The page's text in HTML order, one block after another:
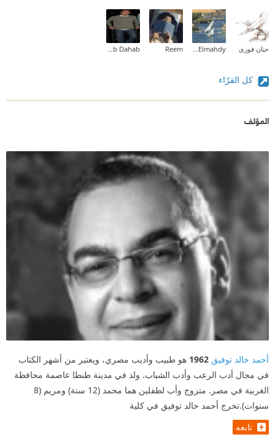
حنان فوزى Eman Elmahdy
Reem
Mohab Dahab
كل القرّاء
المؤلف
أحمد خالد توفيق 1962 هو طبيب وأديب مصري، ويعتبر من أشهر الكتاب
في مجال أدب الرعب وأدب الشباب. ولد في مدينة طنطا عاصمة محافظة
الغربية في مصر. متزوج وأب لطفلين هما محمد (12 سنة) ومريم (8
سنوات).تخرج أحمد خالد توفيق في كلية
تابعه